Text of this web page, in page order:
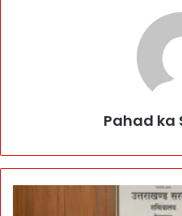
Pahad ka